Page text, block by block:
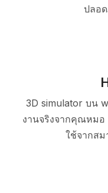
ปลอ
3D simulator บน
งานจริงจากคุณหมอ
ใช้จากส